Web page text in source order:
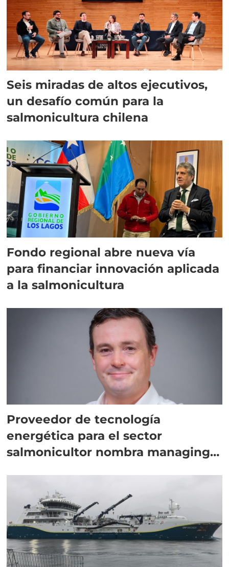
Seis miradas de altos ejecutivos,
un desafío común para la
salmonicultura chilena
Fondo regional abre nueva vía
para financiar innovación aplicada
a la salmonicultura
Proveedor de tecnología
energética para el sector
salmonicultor nombra managing